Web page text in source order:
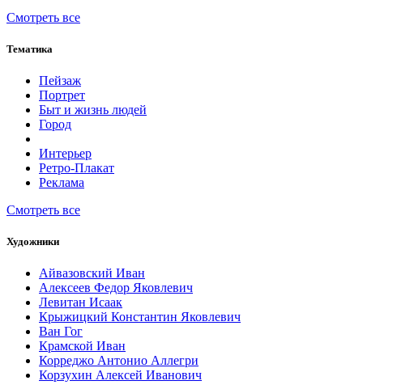
Смотреть все
Тематика
Пейзаж
Портрет
Быт и жизнь людей
Город
Интерьер
Ретро-Плакат
Реклама
Смотреть все
Художники
Айвазовский Иван
Алексеев Федор Яковлевич
Левитан Исаак
Крыжицкий Константин Яковлевич
Ван Гог
Крамской Иван
Корреджо Антонио Аллегри
Корзухин Алексей Иванович